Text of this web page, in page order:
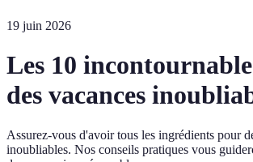
19 juin 2026
Les 10
des vacances
Assurez-vous d'avoir tous les ingrédients pour
inoubliables. Nos conseils pratiques vous